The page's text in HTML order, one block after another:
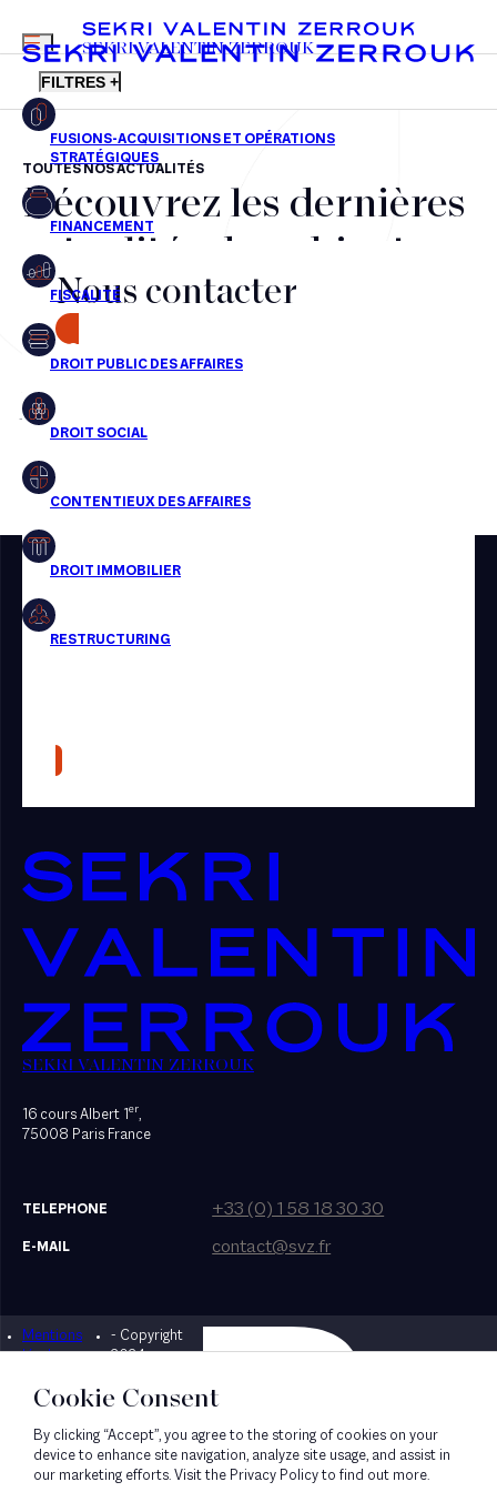
FR EN
MENU
SEKRI VALENTIN ZERROUK
FILTRES +
Fusions-acquisitions et opérations stratégiques
Financement
Fiscalité
Droit public des affaires
Droit social
Droit immobilier
Restructuring
Presse
TOUTES NOS ACTUALITÉS
Découvrez les dernières
actualités du cabinet,
nos récompenses et nos
transactions, jour après
jour
Aucun résultats pour cette recherche
Nous contacter
SEKRI VALENTIN ZERROUK
16 cours Albert 1er,
75008 Paris France
TELEPHONE +33 (0) 1 58 18 30 30
E-MAIL contact@svz.fr
Mentions
légales
- Copyright
2024
Designed by Bonhomme
Cookie Consent
By clicking “Accept”, you agree to the storing of cookies on your
device to enhance site navigation, analyze site usage, and assist in
our marketing efforts. Visit the Privacy Policy to find out more.